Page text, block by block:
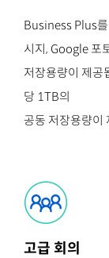
Business Plus
시지, Google 포
저장용량이 제공
당 1TB의
공동 저장용량이
고급 회의